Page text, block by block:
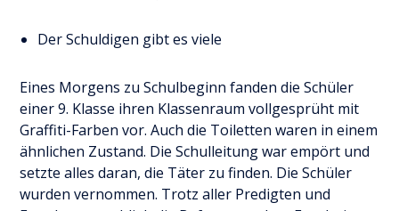
Der Schuldigen gibt es viele
Eines Morgens zu Schulbeginn fanden die Schüler
einer 9. Klasse ihren Klassenraum vollgesprüht mit
Graffiti-Farben vor. Auch die Toiletten waren in einem
ähnlichen Zustand. Die Schulleitung war empört und
setzte alles daran, die Täter zu finden. Die Schüler
wurden vernommen. Trotz aller Predigten und